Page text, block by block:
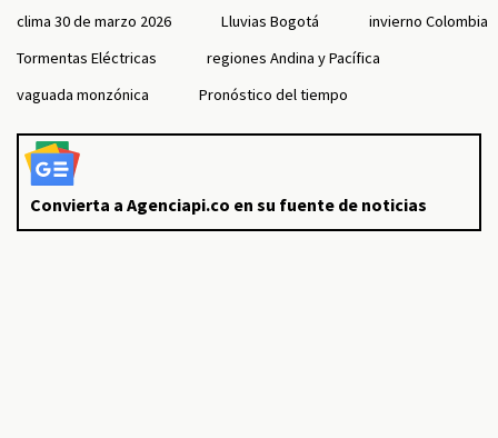
clima 30 de marzo 2026
Lluvias Bogotá
invierno Colombia
Tormentas Eléctricas
regiones Andina y Pacífica
vaguada monzónica
Pronóstico del tiempo
Convierta a Agenciapi.co en su fuente de noticias